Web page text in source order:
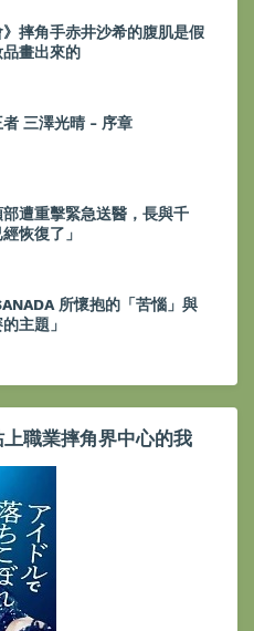
》摔角手赤井沙希的腹肌是假
畫出來的
三澤光晴 - 序章
遭重擊緊急送醫，長與千
恢復了」
所懷抱的「苦惱」與
主題」
職業摔角界中心的我